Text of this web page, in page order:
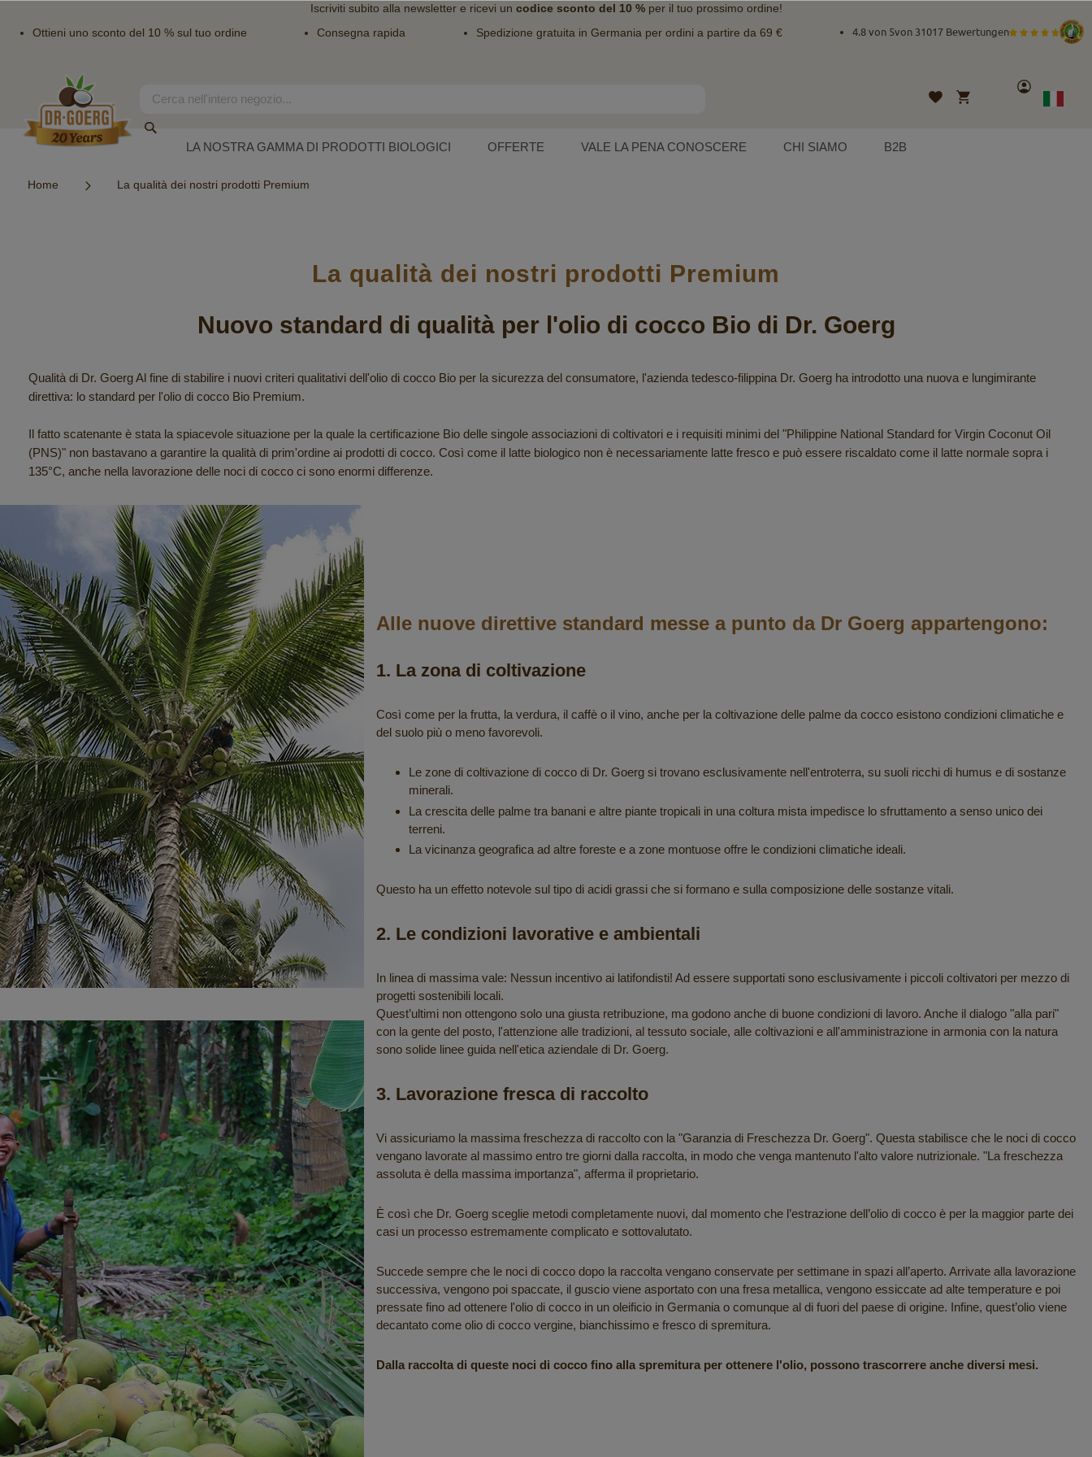
Iscriviti subito alla newslettere ricevi un codice sconto del 10 %per il tuo prossimo ordine!
Ottieni uno sconto del 10 % sul tuo ordine
Consegna rapida Spedizione gratuita in Germania per ordini a partire da 69 € 4.8 von 5von 31017 Bewertungen
contenuto
Search
Lista
desideri
Carrello
Account
Lingua
LA NOSTRA GAMMA DI PRODOTTI BIOLOGICI OFFERTE VALE LA PENA CONOSCERE CHI SIAMO B2B
Home La qualità dei nostri prodotti Premium
La qualità dei nostri prodotti Premium
Nuovo standard di qualità per l'olio di cocco Bio di Dr. Goerg
Qualità di Dr. Goerg Al fine di stabilire i nuovi criteri qualitativi dell'olio di cocco Bio per la sicurezza del consumatore, l'azienda tedesco-filippina Dr. Goerg ha introdotto una nuova e lungimirante
direttiva: lo standard per l'olio di cocco Bio Premium.
Il fatto scatenante è stata la spiacevole situazione per la quale la certificazione Bio delle singole associazioni di coltivatori e i requisiti minimi del "Philippine National Standard for Virgin Coconut Oil
(PNS)" non bastavano a garantire la qualità di prim'ordine ai prodotti di cocco. Così come il latte biologico non è necessariamente latte fresco e può essere riscaldato come il latte normale sopra i
135°C, anche nella lavorazione delle noci di cocco ci sono enormi differenze.
Alle nuove direttive standard messe a punto da Dr Goerg appartengono:
1. La zona di coltivazione
Così come per la frutta, la verdura, il caffè o il vino, anche per la coltivazione delle palme da cocco esistono condizioni climatiche e
del suolo più o meno favorevoli.
Le zone di coltivazione di cocco di Dr. Goerg si trovano esclusivamente nell'entroterra, su suoli ricchi di humus e di sostanze
minerali.
La crescita delle palme tra banani e altre piante tropicali in una coltura mista impedisce lo sfruttamento a senso unico dei
terreni.
La vicinanza geografica ad altre foreste e a zone montuose offre le condizioni climatiche ideali.
Questo ha un effetto notevole sul tipo di acidi grassi che si formano e sulla composizione delle sostanze vitali.
2. Le condizioni lavorative e ambientali
In linea di massima vale: Nessun incentivo ai latifondisti! Ad essere supportati sono esclusivamente i piccoli coltivatori per mezzo di
progetti sostenibili locali.
Quest’ultimi non ottengono solo una giusta retribuzione, ma godono anche di buone condizioni di lavoro. Anche il dialogo "alla pari"
con la gente del posto, l'attenzione alle tradizioni, al tessuto sociale, alle coltivazioni e all'amministrazione in armonia con la natura
sono solide linee guida nell'etica aziendale di Dr. Goerg.
3. Lavorazione fresca di raccolto
Vi assicuriamo la massima freschezza di raccolto con la "Garanzia di Freschezza Dr. Goerg". Questa stabilisce che le noci di cocco
vengano lavorate al massimo entro tre giorni dalla raccolta, in modo che venga mantenuto l'alto valore nutrizionale. "La freschezza
assoluta è della massima importanza", afferma il proprietario.
È così che Dr. Goerg sceglie metodi completamente nuovi, dal momento che l’estrazione dell’olio di cocco è per la maggior parte dei
casi un processo estremamente complicato e sottovalutato.
Succede sempre che le noci di cocco dopo la raccolta vengano conservate per settimane in spazi all’aperto. Arrivate alla lavorazione
successiva, vengono poi spaccate, il guscio viene asportato con una fresa metallica, vengono essiccate ad alte temperature e poi
pressate fino ad ottenere l'olio di cocco in un oleificio in Germania o comunque al di fuori del paese di origine. Infine, quest’olio viene
decantato come olio di cocco vergine, bianchissimo e fresco di spremitura.
Dalla raccolta di queste noci di cocco fino alla spremitura per ottenere l'olio, possono trascorrere anche diversi mesi.